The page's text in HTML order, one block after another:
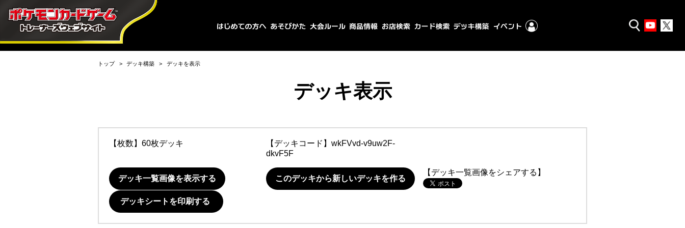
トップ デッキ構築 デッキを表示
デッキ表示
【枚数】60枚デッキ 【デッキコード】 wkFVvd-v9uw2F-
dkvF5F
デッキ一覧画像を表示する このデッキから新しいデッキを作る
【デッキ一覧画像をシェアする】
デッキシートを印刷する